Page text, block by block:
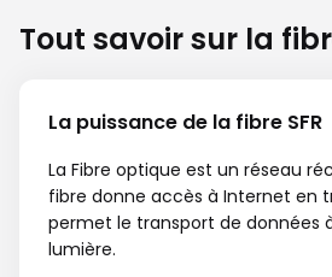
Tout savoir sur la
La puissance de la fibre SFR
La Fibre optique est un réseau
fibre donne accès à Internet en
permet le transport de données
lumière.